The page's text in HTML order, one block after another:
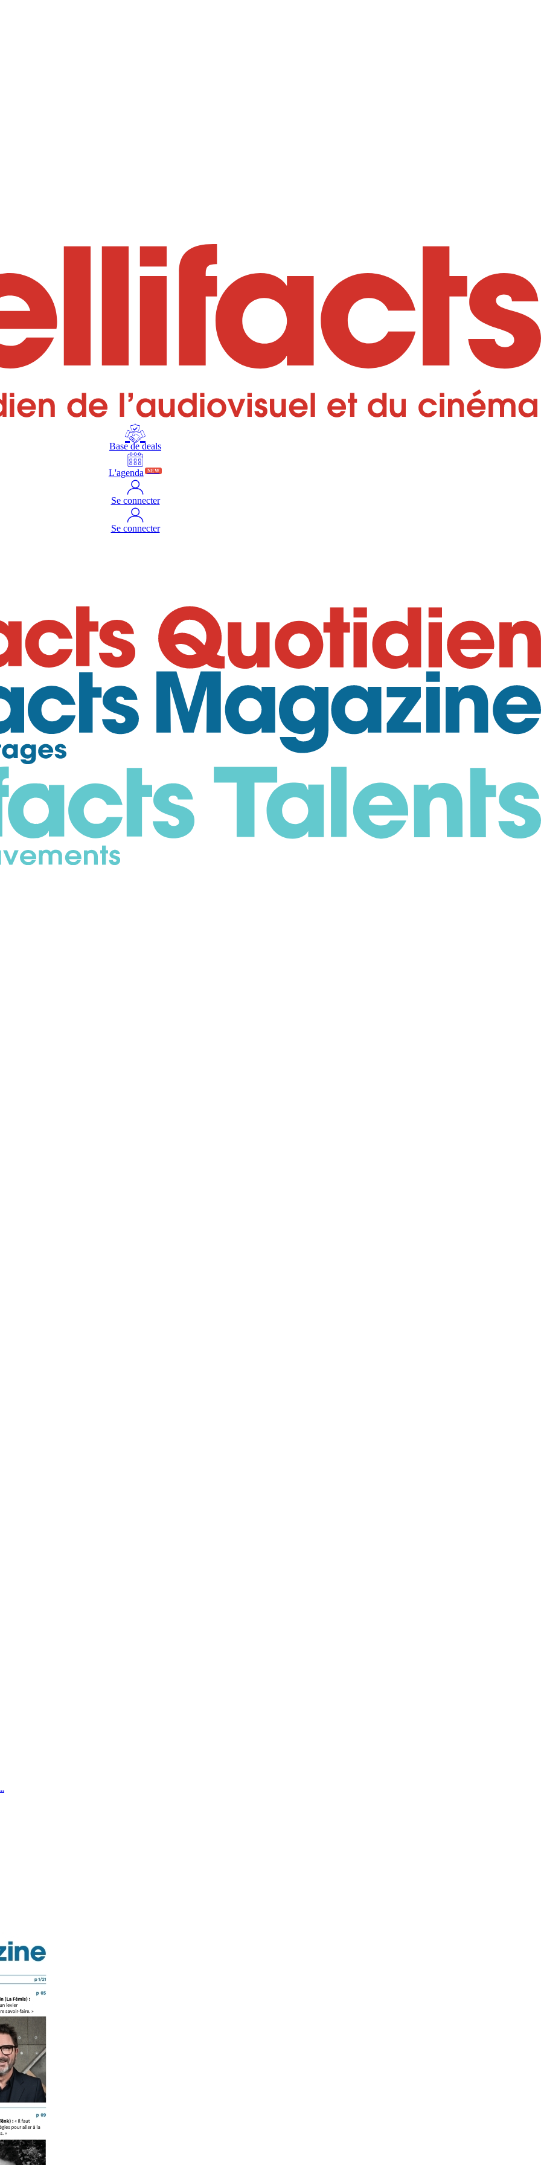
Base de deals
L'agenda NEW
Se connecter
Se connecter
en suivant ce